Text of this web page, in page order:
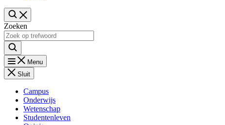
Zoeken
Menu
Sluit
Campus
Onderwijs
Wetenschap
Studentenleven